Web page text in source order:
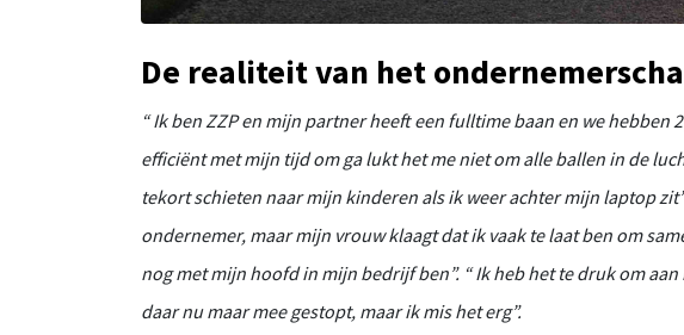
De realiteit van het
“ Ik ben ZZP en mijn partner heeft een fulltime baan en we hebben
efficiënt met mijn tijd om ga lukt het me niet om alle ballen in de
tekort schieten naar mijn kinderen als ik weer achter mijn laptop
ondernemer, maar mijn vrouw klaagt dat ik vaak te laat ben om
nog met mijn hoofd in mijn bedrijf ben”. “ Ik heb het te druk om
daar nu maar mee gestopt, maar ik mis het erg”.